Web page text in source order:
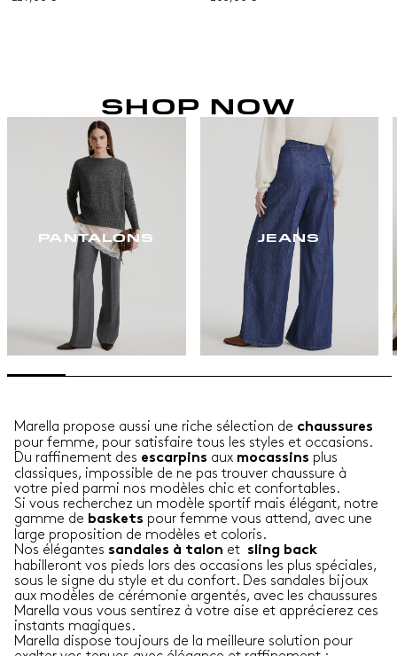
SHOP NOW
PANTALONS JEANS
Marella propose aussi une riche sélection de chaussures
pour femme, pour satisfaire tous les styles et occasions.
Du raffinement des escarpins aux mocassins plus
classiques, impossible de ne pas trouver chaussure à
votre pied parmi nos modèles chic et confortables.
Si vous recherchez un modèle sportif mais élégant, notre
gamme de baskets pour femme vous attend, avec une
large proposition de modèles et coloris.
Nos élégantes sandales à talon et sling back
habilleront vos pieds lors des occasions les plus spéciales,
sous le signe du style et du confort. Des sandales bijoux
aux modèles de cérémonie argentés, avec les chaussures
Marella vous vous sentirez à votre aise et apprécierez ces
instants magiques.
Marella dispose toujours de la meilleure solution pour